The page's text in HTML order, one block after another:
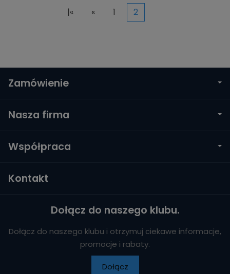
|« « 1 2
Zamówienie
Nasza firma
Współpraca
Kontakt
Dołącz do naszego klubu.
Dołącz do naszego klubu i otrzymuj ciekawe informacje,
promocje i rabaty.
Dołącz